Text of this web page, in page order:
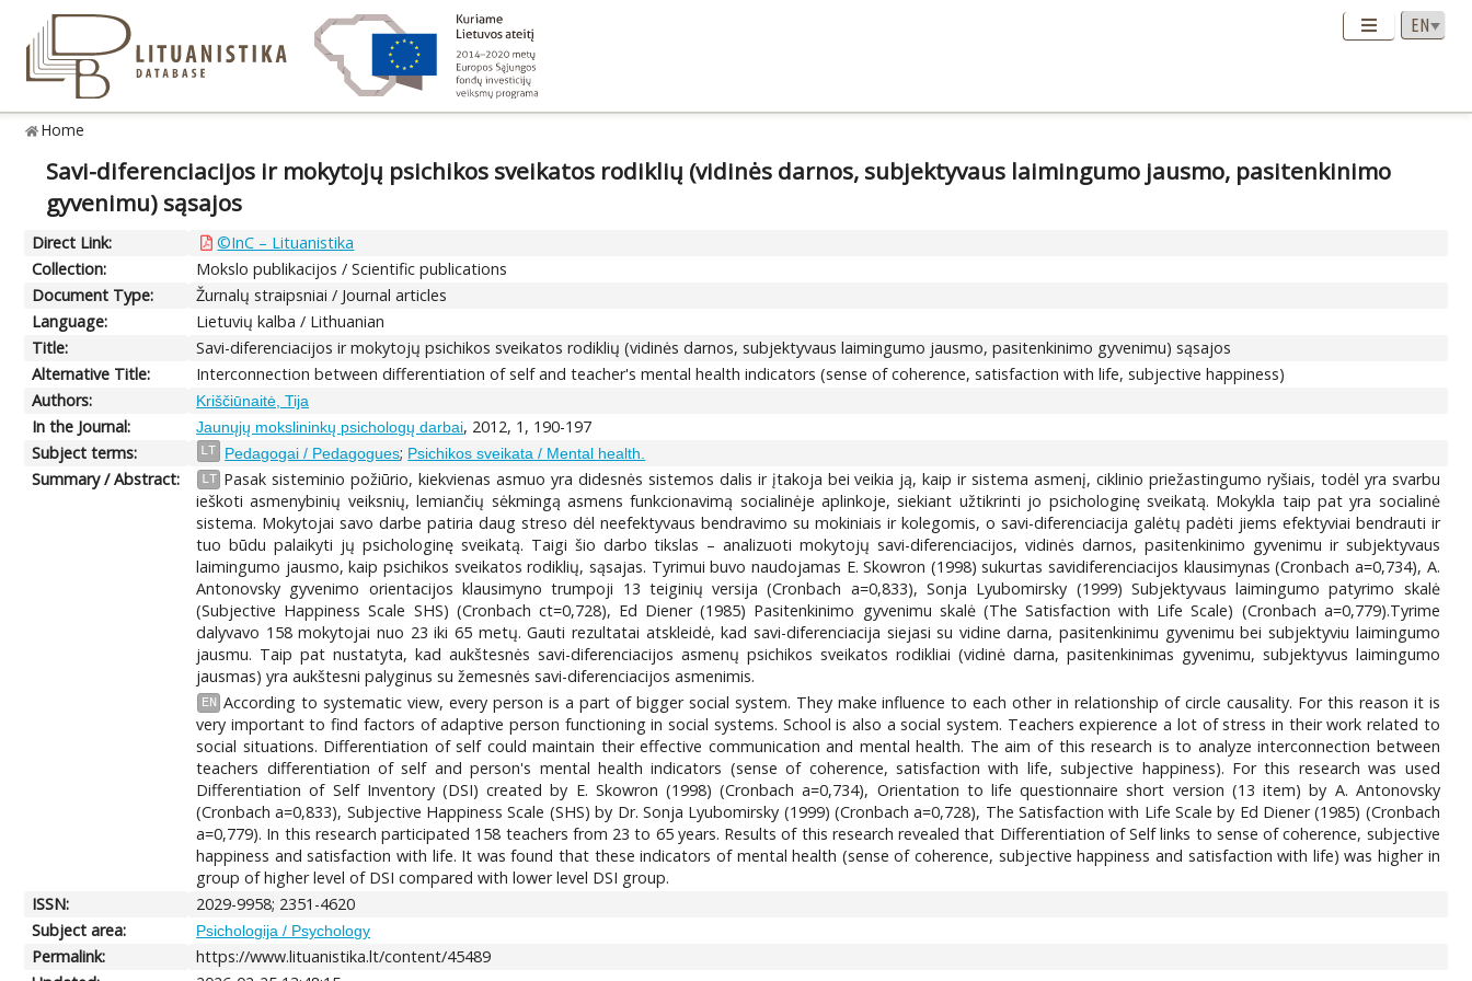
Home
Savi-diferenciacijos ir mokytojų psichikos sveikatos rodiklių (vidinės darnos, subjektyvaus laimingumo jausmo, pasitenkinimo
gyvenimu) sąsajos
Direct Link:
©InC – Lituanistika
Collection:
Mokslo publikacijos / Scientific publications
Document Type:
Žurnalų straipsniai / Journal articles
Language:
Lietuvių kalba / Lithuanian
Title:
Savi-diferenciacijos ir mokytojų psichikos sveikatos rodiklių (vidinės darnos, subjektyvaus laimingumo jausmo, pasitenkinimo gyvenimu) sąsajos
Alternative Title:
Interconnection between differentiation of self and teacher's mental health indicators (sense of coherence, satisfaction with life, subjective happiness)
Authors:
Kriščiūnaitė, Tija
In the Journal: Jaunųjų mokslininkų psichologų darbai, 2012, 1, 190-197
Subject terms:
LT Pedagogai / Pedagogues; Psichikos sveikata / Mental health.
Summary / Abstract: LT Pasak sisteminio požiūrio, kiekvienas asmuo yra didesnės sistemos dalis ir įtakoja bei veikia ją, kaip ir sistema asmenį, ciklinio priežastingumo ryšiais, todėl yra svarbu
ieškoti asmenybinių veiksnių, lemiančių sėkmingą asmens funkcionavimą socialinėje aplinkoje, siekiant užtikrinti jo psichologinę sveikatą. Mokykla taip pat yra socialinė
sistema. Mokytojai savo darbe patiria daug streso dėl neefektyvaus bendravimo su mokiniais ir kolegomis, o savi-diferenciacija galėtų padėti jiems efektyviai bendrauti ir
tuo būdu palaikyti jų psichologinę sveikatą. Taigi šio darbo tikslas – analizuoti mokytojų savi-diferenciacijos, vidinės darnos, pasitenkinimo gyvenimu ir subjektyvaus
laimingumo jausmo, kaip psichikos sveikatos rodiklių, sąsajas. Tyrimui buvo naudojamas E. Skowron (1998) sukurtas savidiferenciacijos klausimynas (Cronbach a=0,734), A.
Antonovsky gyvenimo orientacijos klausimyno trumpoji 13 teiginių versija (Cronbach a=0,833), Sonja Lyubomirsky (1999) Subjektyvaus laimingumo patyrimo skalė
(Subjective Happiness Scale SHS) (Cronbach ct=0,728), Ed Diener (1985) Pasitenkinimo gyvenimu skalė (The Satisfaction with Life Scale) (Cronbach a=0,779).Tyrime
dalyvavo 158 mokytojai nuo 23 iki 65 metų. Gauti rezultatai atskleidė, kad savi-diferenciacija siejasi su vidine darna, pasitenkinimu gyvenimu bei subjektyviu laimingumo
jausmu. Taip pat nustatyta, kad aukštesnės savi-diferenciacijos asmenų psichikos sveikatos rodikliai (vidinė darna, pasitenkinimas gyvenimu, subjektyvus laimingumo
jausmas) yra aukštesni palyginus su žemesnės savi-diferenciacijos asmenimis.
EN According to systematic view, every person is a part of bigger social system. They make influence to each other in relationship of circle causality. For this reason it is
very important to find factors of adaptive person functioning in social systems. School is also a social system. Teachers expierence a lot of stress in their work related to
social situations. Differentiation of self could maintain their effective communication and mental health. The aim of this research is to analyze interconnection between
teachers differentiation of self and person's mental health indicators (sense of coherence, satisfaction with life, subjective happiness). For this research was used
Differentiation of Self Inventory (DSI) created by E. Skowron (1998) (Cronbach a=0,734), Orientation to life questionnaire short version (13 item) by A. Antonovsky
(Cronbach a=0,833), Subjective Happiness Scale (SHS) by Dr. Sonja Lyubomirsky (1999) (Cronbach a=0,728), The Satisfaction with Life Scale by Ed Diener (1985) (Cronbach
a=0,779). In this research participated 158 teachers from 23 to 65 years. Results of this research revealed that Differentiation of Self links to sense of coherence, subjective
happiness and satisfaction with life. It was found that these indicators of mental health (sense of coherence, subjective happiness and satisfaction with life) was higher in
group of higher level of DSI compared with lower level DSI group.
ISSN:
2029-9958; 2351-4620
Subject area:
Psichologija / Psychology
Permalink:
https://www.lituanistika.lt/content/45489